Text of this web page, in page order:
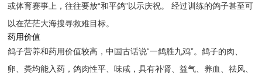
或体育赛事上，往往要放“和平鸽”以示庆祝。 经过训练的鸽子甚至可
以在茫茫大海搜寻救难目标。
药用价值
鸽子营养和药用价值较高，中国古话说“一鸽胜九鸡”。鸽子的肉、
卵、粪均能入药，鸽肉性平、味咸，具有补肾、益气、养血、祛风、